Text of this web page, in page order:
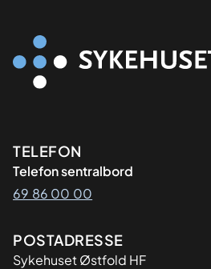
Kontaktinformasjon
TELEFON
Telefon sentralbord
69 86 00 00
Adresse
POSTADRESSE
Sykehuset Østfold HF